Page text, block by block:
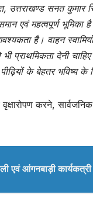
उत्तराखण्ड सनत कुमार
एवं महत्वपूर्ण भूमिका
है। वाहन
प्राथमिकता देनी
के बेहतर भविष्य के
करने,
एवं आंगनबाड़ी